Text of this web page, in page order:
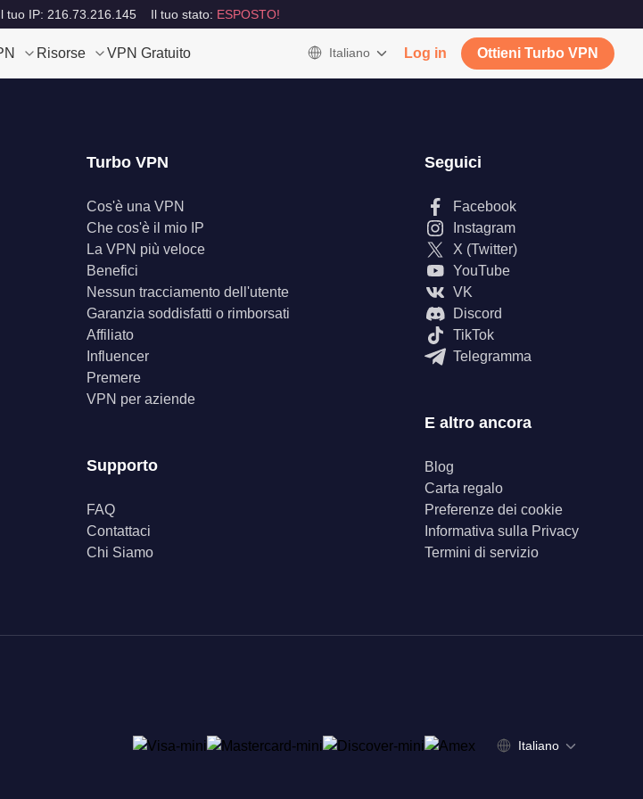
tuo IP: 216.73.216.145 Il tuo stato: ESPOSTO!
Risorse VPN Gratuito Italiano Log in Ottieni Turbo VPN
Turbo VPN
Cos'è una VPN
Che cos'è il mio IP
La VPN più veloce
Benefici
Nessun tracciamento dell'utente
Garanzia soddisfatti o rimborsati
Affiliato
Influencer
Premere
VPN per aziende
Supporto
FAQ
Contattaci
Chi Siamo
Seguici
Facebook
Instagram
X (Twitter)
YouTube
VK
Discord
TikTok
Telegramma
E altro ancora
Blog
Carta regalo
Preferenze dei cookie
Informativa sulla Privacy
Termini di servizio
Italiano